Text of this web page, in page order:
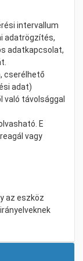
intervallum
adatrögzítés,
adatkapcsolat,
cserélhető
adat)
való távolsággal
E
vagy
az eszköz